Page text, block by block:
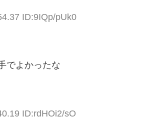
ID:9IQp/pUk0
でよかったな
ID:rdHOi2/sO